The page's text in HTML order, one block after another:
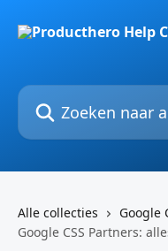
Zoeken naar artikelen ...
Alle collecties
Google
Google CSS Partners: